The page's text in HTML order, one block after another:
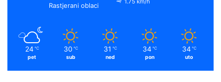
Rastjerani oblaci
24 ℃
pet
30 ℃
sub
31 ℃
ned
34 ℃
pon
34 ℃
uto